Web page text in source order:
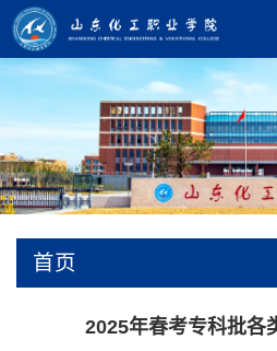
首页
2025年春考专科批各